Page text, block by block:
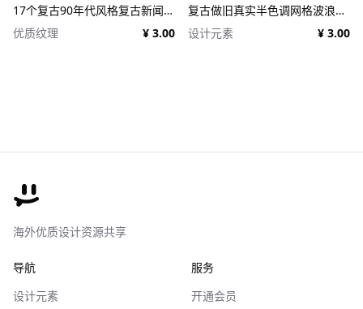
17个复古90年代风格复古新闻纸纹理广告PSD模板 1950s Style Retro Ad Templates
优质纹理
¥ 3.00
复古做旧真实半色调网格波浪印刷肌理特效PSD设计图片照片处理特效生成器 Goblin Printer - Halftone Effects
设计元素
¥ 3.00
海外优质设计资源共享
导航
设计元素
服务
开通会员